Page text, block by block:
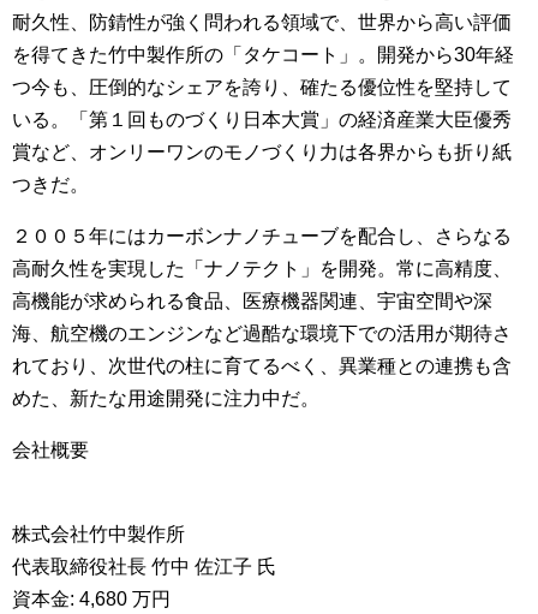
耐久性、防錆性が強く問われる領域で、世界から高い評価
を得てきた竹中製作所の「タケコート」。開発から30年経
つ今も、圧倒的なシェアを誇り、確たる優位性を堅持して
いる。「第１回ものづくり日本大賞」の経済産業大臣優秀
賞など、オンリーワンのモノづくり力は各界からも折り紙
つきだ。
２００５年にはカーボンナノチューブを配合し、さらなる
高耐久性を実現した「ナノテクト」を開発。常に高精度、
高機能が求められる食品、医療機器関連、宇宙空間や深
海、航空機のエンジンなど過酷な環境下での活用が期待さ
れており、次世代の柱に育てるべく、異業種との連携も含
めた、新たな用途開発に注力中だ。
会社概要
株式会社竹中製作所
代表取締役社長 竹中 佐江子 氏
資本金: 4,680 万円